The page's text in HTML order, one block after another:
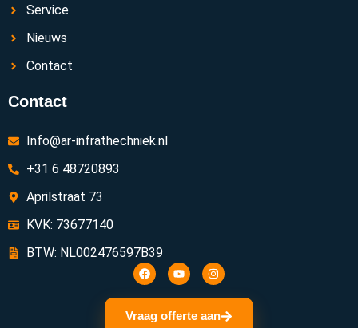
Service
Nieuws
Contact
Contact
Info@ar-infrathechniek.nl
+31 6 48720893
Aprilstraat 73
KVK: 73677140
BTW: NL002476597B39
Vraag offerte aan